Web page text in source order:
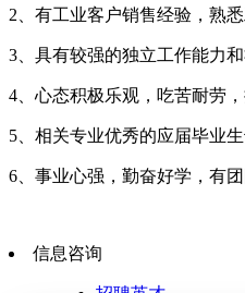
2、有工业客户销售经验，熟
3、具有较强的独立工作能力
4、心态积极乐观，吃苦耐劳
5、相关专业优秀的应届毕业生
6、事业心强，勤奋好学，有团
信息咨询